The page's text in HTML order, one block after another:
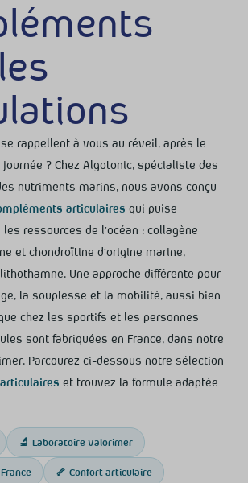
rappellent à vous au réveil, après le
? Chez Algotonic, spécialiste des
nutriments marins, nous avons conçu
articulaires qui puise
ressources de l’océan : collagène
et chondroïtine d’origine marine,
Une approche différente pour
la souplesse et la mobilité, aussi bien
chez les sportifs et les personnes
sont fabriquées en France, dans notre
Parcourez ci-dessous notre sélection
et trouvez la formule adaptée
🔬 Laboratoire Valorimer
🦴 Confort articulaire